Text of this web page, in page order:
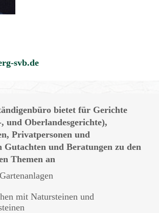
svb.de
bietet für Gerichte
und Oberlandesgerichte),
Privatpersonen und
Gutachten und Beratungen zu den
Themen an
mit Natursteinen und